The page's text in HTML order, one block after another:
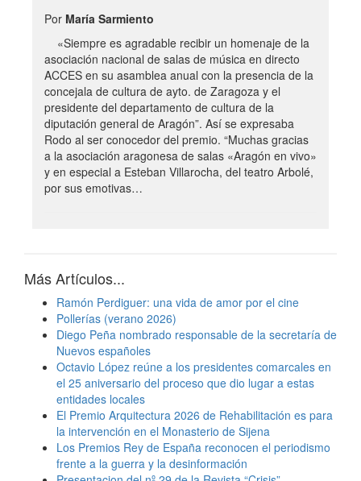
Por María Sarmiento
«Siempre es agradable recibir un homenaje de la
asociación nacional de salas de música en directo
ACCES en su asamblea anual con la presencia de la
concejala de cultura de ayto. de Zaragoza y el
presidente del departamento de cultura de la
diputación general de Aragón”. Así se expresaba
Rodo al ser conocedor del premio. “Muchas gracias
a la asociación aragonesa de salas «Aragón en vivo»
y en especial a Esteban Villarocha, del teatro Arbolé,
por sus emotivas…
Más Artículos...
Ramón Perdiguer: una vida de amor por el cine
Pollerías (verano 2026)
Diego Peña nombrado responsable de la secretaría de
Nuevos españoles
Octavio López reúne a los presidentes comarcales en
el 25 aniversario del proceso que dio lugar a estas
entidades locales
El Premio Arquitectura 2026 de Rehabilitación es para
la intervención en el Monasterio de Sijena
Los Premios Rey de España reconocen el periodismo
frente a la guerra y la desinformación